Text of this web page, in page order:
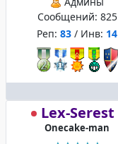
Сообщений: 825
Реп: 83 / Инв: 14
Lex-Serest
Onecake-man